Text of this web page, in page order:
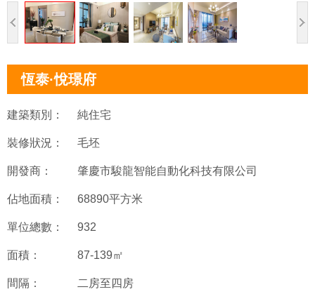
恆泰·悅璟府
建築類別： 純住宅
裝修狀況： 毛坯
開發商： 肇慶市駿龍智能自動化科技有限公司
佔地面積： 68890平方米
單位總數： 932
面積： 87-139㎡
間隔： 二房至四房